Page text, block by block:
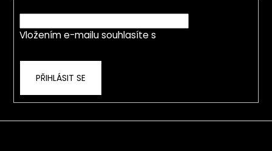
Vložením e-mailu souhlasíte s
PŘIHLÁSIT SE